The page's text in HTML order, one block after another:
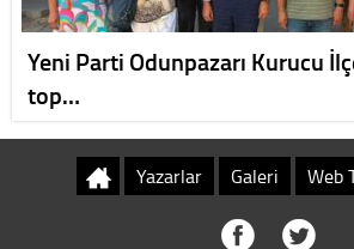
Yeni Parti Odunpazarı Kurucu
top…
Yazarlar Galeri Web